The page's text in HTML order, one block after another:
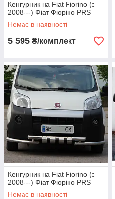
Кенгурник на Fiat Fiorino (c
2008---) Фіат Фіоріно PRS
Немає в наявності
5 595 ₴/комплект
Кенгурник на Fiat Fiorino (c
2008---) Фіат Фіоріно PRS
Немає в наявності